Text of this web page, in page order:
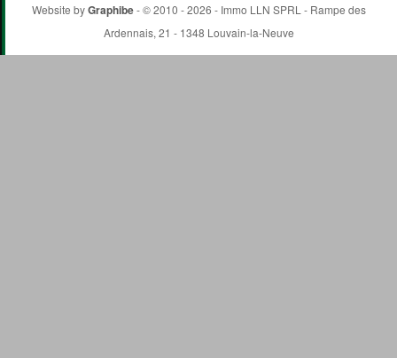
Website byGraphibe- © 2010 - 2026 - Immo LLN SPRL - Rampe des
Ardennais, 21 - 1348 Louvain-la-Neuve